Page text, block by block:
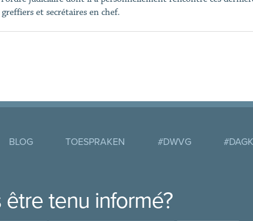
et secrétaires en chef.
BLOG TOESPRAKEN #DWVG
tenu informé?